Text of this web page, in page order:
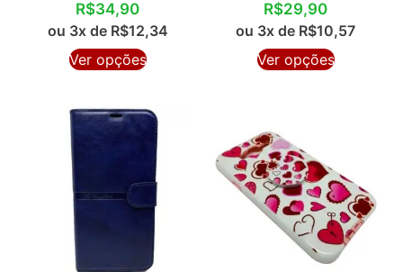
R$34,90
ou 3x de R$12,34
Ver opções
R$29,90
ou 3x de R$10,57
Ver opções